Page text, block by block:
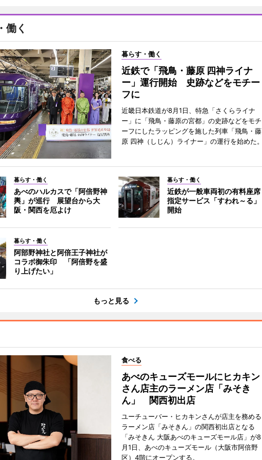
働く
暮らす・働く
近鉄で「飛鳥・藤原 四神ライナ
ー」運行開始 史跡などをモチー
フに
近畿日本鉄道が8月1日、特急「さくらライナ
ー」に「飛鳥・藤原の宮都」の史跡などをモチ
ーフにしたラッピングを施した列車「飛鳥・藤
原 四神（しじん）ライナー」の運行を始めた。
暮らす・働く
あべのハルカスで「阿倍野神
輿」が巡行 展望台から大
阪・関西を厄よけ
暮らす・働く
近鉄が一般車両初の有料座席
指定サービス「すわれ～る」
開始
暮らす・働く
阿部野神社と阿倍王子神社が
コラボ御朱印 「阿倍野を盛
り上げたい」
もっと見る
食べる
あべのキューズモールにヒカキン
さん店主のラーメン店「みそき
ん」 関西初出店
ユーチューバー・ヒカキンさんが店主を務める
ラーメン店「みそきん」の関西初出店となる
「みそきん 大阪あべのキューズモール店」が8
月1日、あべのキューズモール（大阪市阿倍野
区）4階にオープンする。